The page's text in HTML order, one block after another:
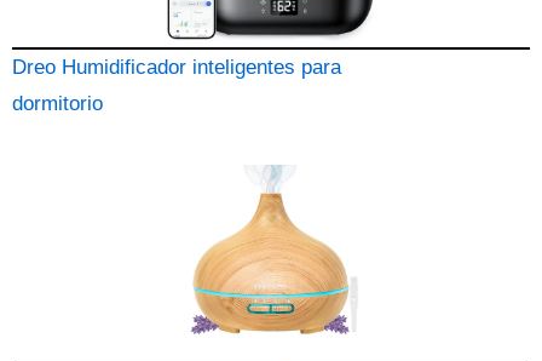
Dreo Humidificador inteligentes para
dormitorio